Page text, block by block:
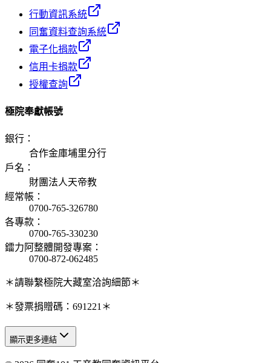
行動資訊系統
同奮資料查詢系統
電子化捐款
信用卡捐款
授權查詢
極院奉獻帳號
銀行 ：
合作金庫埔里分行
戶名 ：
財團法人天帝教
經常帳 ：
0700-765-326780
各專款 ：
0700-765-330230
鐳力阿整體開發專案 ：
0700-872-062485
＊請聯繫極院大藏室洽詢細節＊
＊發票捐贈碼：691221＊
顯示更多連結